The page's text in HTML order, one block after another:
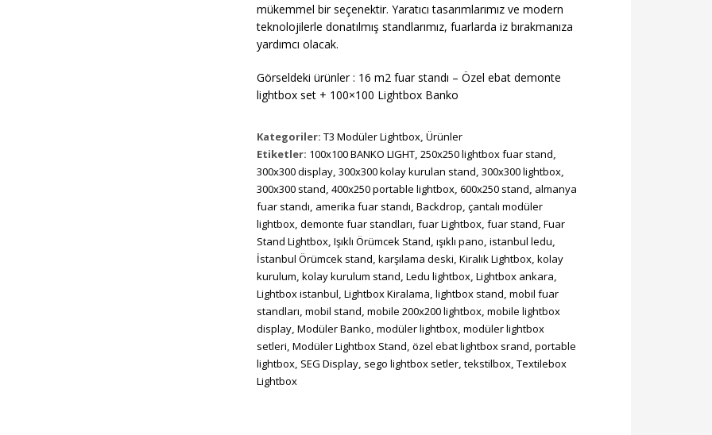
mükemmel bir seçenektir. Yaratıcı tasarımlarımız ve modern
teknolojilerle donatılmış standlarımız, fuarlarda iz bırakmanıza
yardımcı olacak.
Görseldeki ürünler : 16 m2 fuar standı – Özel ebat demonte
lightbox set + 100×100 Lightbox Banko
Kategoriler: T3 Modüler Lightbox, Ürünler
Etiketler: 100x100 BANKO LIGHT, 250x250 lightbox fuar stand,
300x300 display, 300x300 kolay kurulan stand, 300x300 lightbox,
300x300 stand, 400x250 portable lightbox, 600x250 stand, almanya
fuar standı, amerika fuar standı, Backdrop, çantalı modüler
lightbox, demonte fuar standları, fuar Lightbox, fuar stand, Fuar
Stand Lightbox, Işıklı Örümcek Stand, ışıklı pano, istanbul ledu,
İstanbul Örümcek stand, karşılama deski, Kiralık Lightbox, kolay
kurulum, kolay kurulum stand, Ledu lightbox, Lightbox ankara,
Lightbox istanbul, Lightbox Kiralama, lightbox stand, mobil fuar
standları, mobil stand, mobile 200x200 lightbox, mobile lightbox
display, Modüler Banko, modüler lightbox, modüler lightbox
setleri, Modüler Lightbox Stand, özel ebat lightbox srand, portable
lightbox, SEG Display, sego lightbox setler, tekstilbox, Textilebox
Lightbox